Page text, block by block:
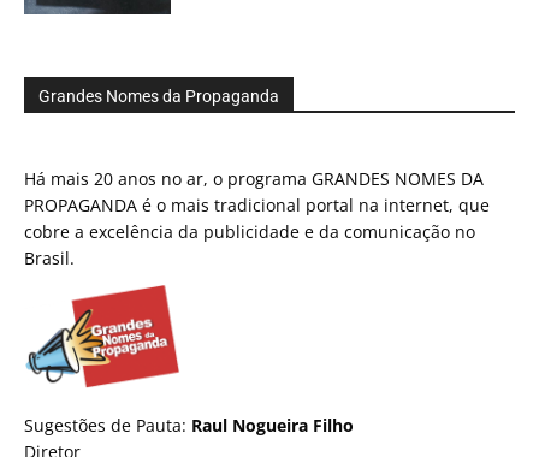
Grandes Nomes da Propaganda
Há mais 20 anos no ar, o programa GRANDES NOMES DA
PROPAGANDA é o mais tradicional portal na internet, que
cobre a excelência da publicidade e da comunicação no
Brasil.
Sugestões de Pauta: Raul Nogueira Filho
Diretor